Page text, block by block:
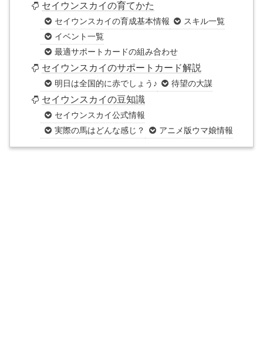
セイウンスカイの育てかた
セイウンスカイの育成基本情報
スキル一覧
イベント一覧
最適サポートカードの組み合わせ
セイウンスカイのサポートカード解説
明日は全国的に赤でしょう♪ 待望の大謀
セイウンスカイの豆知識
セイウンスカイ公式情報
実際の馬はどんな感じ？
アニメ版ウマ娘情報